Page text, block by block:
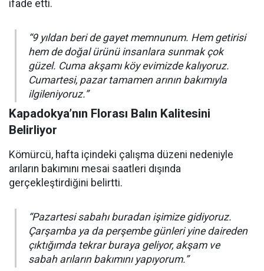
ifade etti.
“9 yıldan beri de gayet memnunum. Hem getirisi
hem de doğal ürünü insanlara sunmak çok
güzel. Cuma akşamı köy evimizde kalıyoruz.
Cumartesi, pazar tamamen arının bakımıyla
ilgileniyoruz.”
Kapadokya’nın Florası Balın Kalitesini
Belirliyor
Kömürcü, hafta içindeki çalışma düzeni nedeniyle
arıların bakımını mesai saatleri dışında
gerçekleştirdiğini belirtti.
“Pazartesi sabahı buradan işimize gidiyoruz.
Çarşamba ya da perşembe günleri yine daireden
çıktığımda tekrar buraya geliyor, akşam ve
sabah arıların bakımını yapıyorum.”